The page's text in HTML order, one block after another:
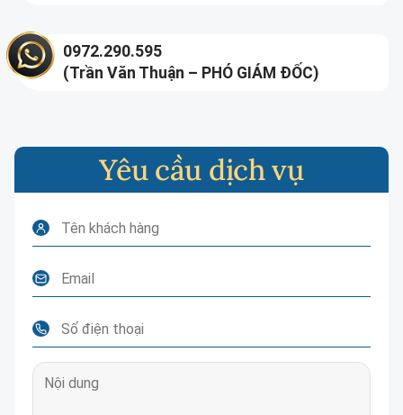
0972.290.595
(Trần Văn Thuận – PHÓ GIÁM ĐỐC)
Yêu cầu dịch vụ